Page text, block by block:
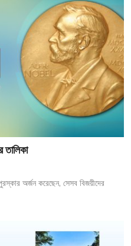
অর্জন করেছেন, সেসব বিজয়ীদের